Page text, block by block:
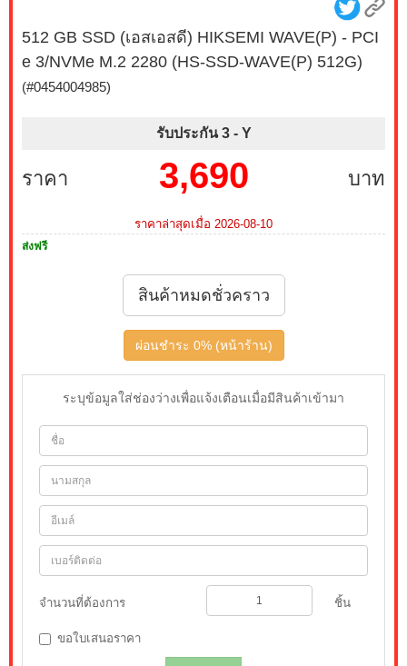
512 GB SSD (เอสเอสดี) HIKSEMI WAVE(P) - PCI
e 3/NVMe M.2 2280 (HS-SSD-WAVE(P) 512G)
(#0454004985)
รับประกัน 3 - Y
ราคา บาท
3,690
ราคาล่าสุดเมื่อ 2026-08-10
ส่งฟรี
สินค้าหมดชั่วคราว
ผ่อนชำระ 0% (หน้าร้าน)
ระบุข้อมูลใส่ช่องว่างเพื่อแจ้งเตือนเมื่อมีสินค้าเข้ามา
จำนวนที่ต้องการ ชิ้น
ขอใบเสนอราคา